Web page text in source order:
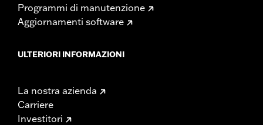
Programmi di manutenzione
Aggiornamenti software
ULTERIORI INFORMAZIONI
La nostra azienda
Carriere
Investitori